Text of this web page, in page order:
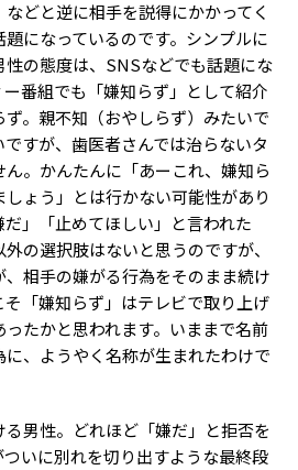
どと逆に相手を説得にかかってく
になっているのです。シンプルに
の態度は、SNSなどでも話題にな
番組でも「嫌知らず」として紹介
。親不知（おやしらず）みたいで
すが、歯医者さんでは治らないタ
。かんたんに「あーこれ、嫌知ら
ょう」とは行かない可能性があり
」「止めてほしい」と言われた
の選択肢はないと思うのですが、
相手の嫌がる行為をそのまま続け
「嫌知らず」はテレビで取り上げ
たかと思われます。いままで名前
、ようやく名称が生まれたわけで
男性。どれほど「嫌だ」と拒否を
いに別れを切り出すような最終段